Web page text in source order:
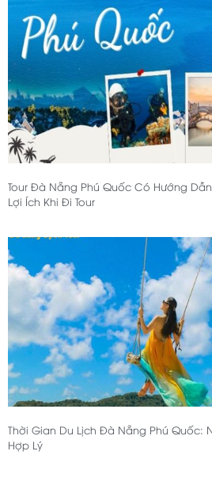
Tour Đà Nẵng Phú Quốc Có Hướng
Lợi Ích Khi Đi Tour
Thời Gian Du Lịch Đà Nẵng Phú Quốc:
Hợp Lý